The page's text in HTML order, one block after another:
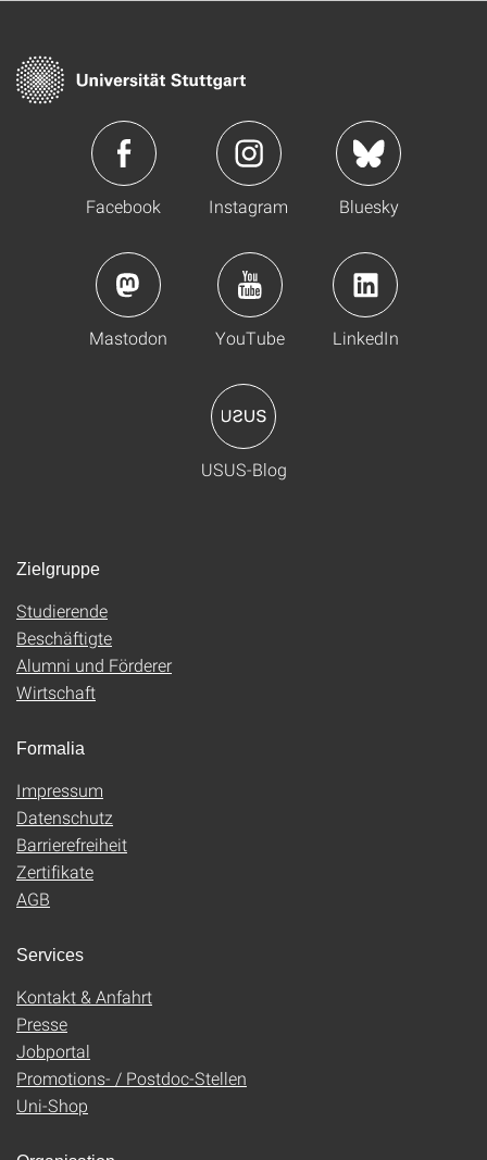
Facebook Instagram Bluesky
Mastodon YouTube LinkedIn
USUS-Blog
Zielgruppe
Studierende
Beschäftigte
Alumni und Förderer
Wirtschaft
Formalia
Impressum
Datenschutz
Barrierefreiheit
Zertifikate
AGB
Services
Kontakt & Anfahrt
Presse
Jobportal
Promotions- / Postdoc-Stellen
Uni-Shop